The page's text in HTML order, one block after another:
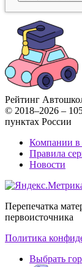
Рейтинг
© 2018–2026 –
пунктах России
Компании в
Правила
Новости
Перепечатка
первоисточника
Политика
Выбрать